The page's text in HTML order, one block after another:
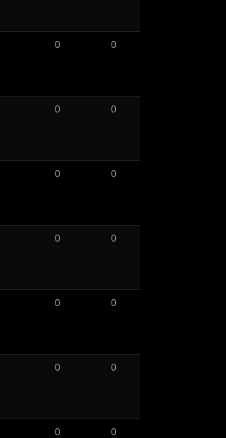
0 0
0 0
0 0
0 0
0 0
0 0
0 0